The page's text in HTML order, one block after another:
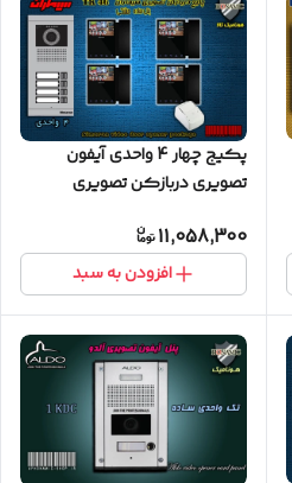
پکیج چهار 4 واحدی آیفون
تصویری دربازکن تصویری
مشکی
11,058,300
افزودن به سبد